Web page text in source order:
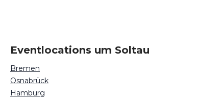
Eventlocations um Soltau
Bremen
Osnabrück
Hamburg